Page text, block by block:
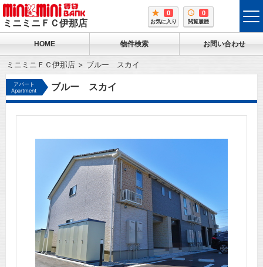
ミニミニＦＣ伊那店
0
お気に入り
0
閲覧履歴
HOME 物件検索 お問い合わせ
ミニミニＦＣ伊那店 ブルー スカイ
アパート
Apartment
ブルー スカイ